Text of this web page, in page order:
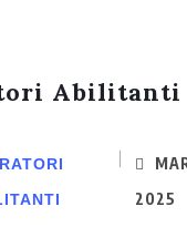
Abilitanti
2025